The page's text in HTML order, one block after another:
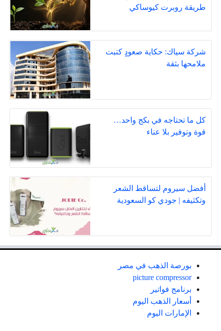
طريقة روبرت كيوساكي
شركة سياك: حكاية صعودٍ كتبت
ملامحها بثقة
كل ما تحتاجه في بكج واحد…
قوة وتوفير بلا عناء
أفضل سيروم لتساقط الشعر
وتكثيفه | جودي كو السعودية
بورصة الذهب في مصر
picture compressor
برنامج فواتير
أسعار الذهب اليوم
الإمارات اليوم